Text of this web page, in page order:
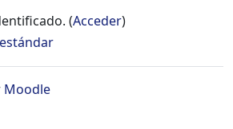
(Acceder)
Moodle